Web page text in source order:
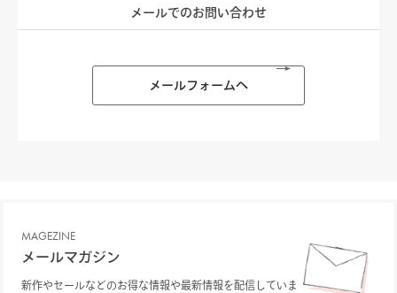
メールでのお問い合わせ
メールフォームへ
MAGEZINE
メールマガジン
新作やセールなどのお得な情報や最新情報を配信していま